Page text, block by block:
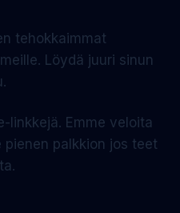
tehokkaimmat
Löydä juuri sinun
linkkejä. Emme veloita
palkkion jos teet